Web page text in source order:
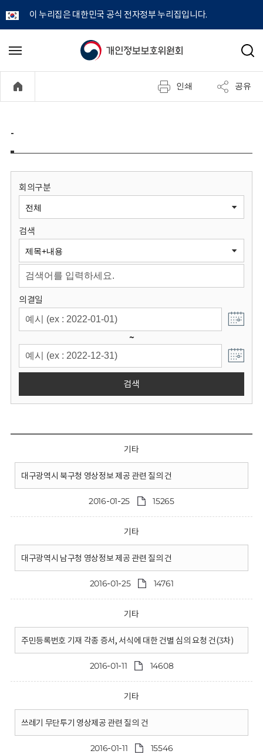
이 누리집은 대한민국 공식 전자정부 누리집입니다.
개
정
보
원
회
메
기
검
인쇄 공유
-
회의구분
검색
의결일
~
검색
기타
대구광역시 북구청 영상정보 제공 관련 질의 건
2016-01-25 15265
기타
대구광역시 남구청 영상정보 제공 관련 질의 건
2016-01-25 14761
기타
주민등록번호 기재 각종 증서, 서식에 대한 건별 심의 요청 건(3차)
2016-01-11 14608
기타
쓰레기 무단투기 영상제공 관련 질의 건
2016-01-11 15546